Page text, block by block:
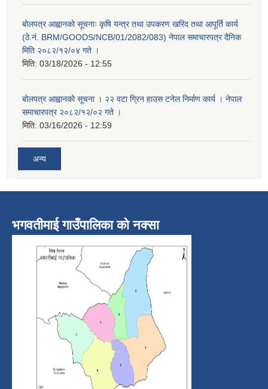
बोलपत्र आह्वानको सूचनाः कृषि यन्त्र तथा उपकरण खरिद तथा आपूर्ति कार्य
(ठे.नं. BRM/GOODS/NCB/01/2082/083) नेपाल समाचारपत्र दैनिक
मिति २०८२/१२/०४ गते ।
मिति: 03/18/2026 - 12:55
बोलपत्र आह्वानको सूचना । २२ वटा ग्रिन हाउस टनेल निर्माण कार्य । नेपाल
समाचारपत्र २०८२/१२/०२ गते ।
मिति: 03/16/2026 - 12:59
अन्य
भगवतीमाई गाउँपालिका को नक्सा